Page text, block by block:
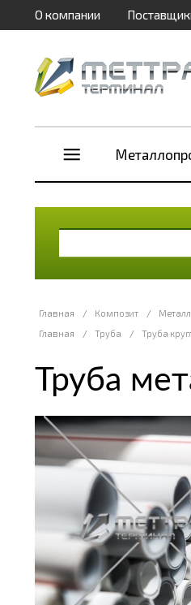
О компании
Главная / Композит /
Главная
/ Труба / Труба
Труба